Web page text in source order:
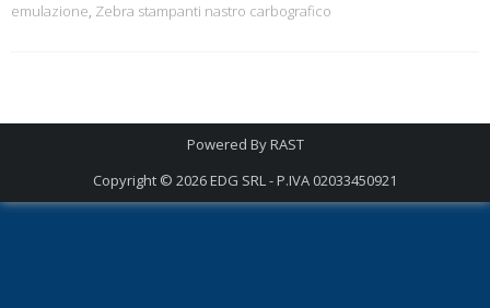
emulazione, Zebra stampanti nastro carbografico
Powered ByRAST
Copyright © 2026EDG SRL - P.IVA 02033450921